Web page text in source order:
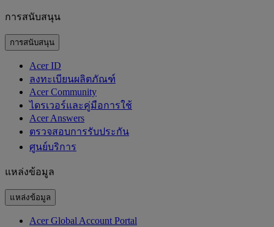
การสนับสนุน
การสนับสนุน
Acer ID
ลงทะเบียนผลิตภัณฑ์
Acer Community
ไดรเวอร์และคู่มือการใช้
Acer Answers
ตรวจสอบการรับประกัน
ศูนย์บริการ
แหล่งข้อมูล
แหล่งข้อมูล
Acer Global Account Portal